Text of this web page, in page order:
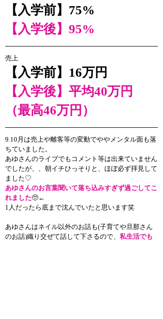
【入学前】75%
【入学後】 95%
売上
【入学前】16万円
【入学後】 平均40万円
（最高46万円）
9.10月は売上や離客等の変動でややメンタル面も落
ちていました。
あゆさんのライブでもコメント等は出来ていません
でしたが、、朝イチひっそりと、ほぼ必ず拝見して
ました♡
あゆさんのお言葉聞いて落ち込みすぎず過ごしてこ
れました🥺←
1人だったら底まで沈んでいたと思います笑
あゆさんはネイル以外のお話も(子育てや旦那さん
のお話)織り交ぜて話して下さるので、 私生活でも